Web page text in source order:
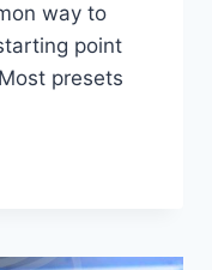
way to
point
presets